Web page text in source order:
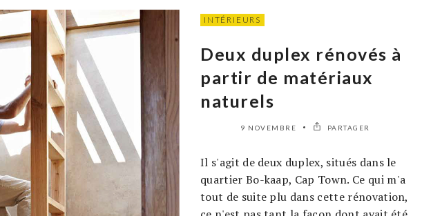
INTÉRIEURS
Deux duplex rénovés à
partir de matériaux
naturels
9 NOVEMBRE PARTAGER
Il s'agit de deux duplex, situés dans le
quartier Bo-kaap, Cap Town. Ce qui m'a
tout de suite plu dans cette rénovation,